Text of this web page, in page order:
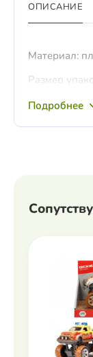
ОПИСАНИЕ
Материал:
Размер
Подробнее